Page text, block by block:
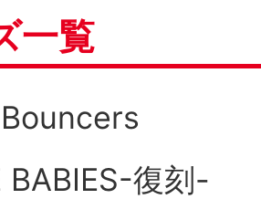
一覧
BABIES-復刻-